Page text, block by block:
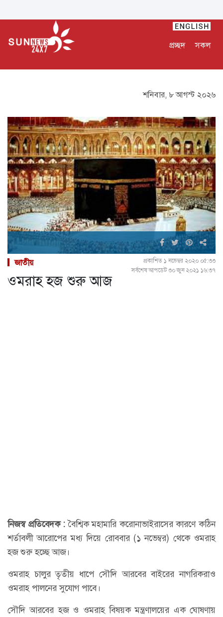
প্রচ্ছদ সকল
শনিবার, ৮ আগস্ট ২০২৬
জাতীয়
প্রকাশিত ১ নভেম্বর ২০২০ ০৫:৩৩
সর্বশেষ আপডেট ৩০ জুন ২০২১ ১৬:৩৭
ওমরাহ হজ শুরু আজ
নিজস্ব প্রতিবেদক :বৈশ্বিক মহামারি করোনাভাইরাসের কারণে কঠিন
শর্তাবলী আরোপের মধ্য দিয়ে রোববার (১ নভেম্বর) থেকে ওমরাহ
হজ শুরু হচ্ছে আজ।
ওমরাহ চালুর তৃতীয় ধাপে সৌদি আরবের বাইরের নাগরিকরাও
ওমরাহ পালনের সুযোগ পাবে।
সৌদি আরবের হজ ও ওমরাহ বিষয়ক মন্ত্রণালয়ের এক ঘোষণায়